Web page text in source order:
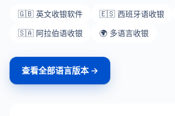
🇬🇧 英文收银软件 🇪🇸 西班牙语收银
🇸🇦 阿拉伯语收银
🌍 多语言收银
查看全部语言版本 →